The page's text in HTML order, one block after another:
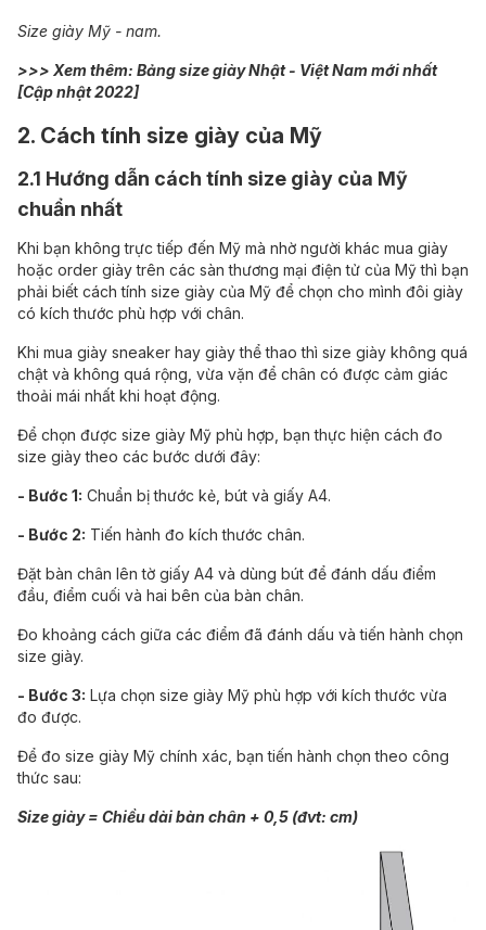
Size giày Mỹ - nam.
>>> Xem thêm: Bảng size giày Nhật - Việt Nam mới nhất
[Cập nhật 2022]
2. Cách tính size giày của Mỹ
2.1 Hướng dẫn cách tính size giày của Mỹ
chuẩn nhất
Khi bạn không trực tiếp đến Mỹ mà nhờ người khác mua giày
hoặc order giày trên các sàn thương mại điện tử của Mỹ thì bạn
phải biết cách tính size giày của Mỹ để chọn cho mình đôi giày
có kích thước phù hợp với chân.
Khi mua giày sneaker hay giày thể thao thì size giày không quá
chật và không quá rộng, vừa vặn để chân có được cảm giác
thoải mái nhất khi hoạt động.
Để chọn được size giày Mỹ phù hợp, bạn thực hiện cách đo
size giày theo các bước dưới đây:
- Bước 1: Chuẩn bị thước kẻ, bút và giấy A4.
- Bước 2: Tiến hành đo kích thước chân.
Đặt bàn chân lên tờ giấy A4 và dùng bút để đánh dấu điểm
đầu, điểm cuối và hai bên của bàn chân.
Đo khoảng cách giữa các điểm đã đánh dấu và tiến hành chọn
size giày.
- Bước 3: Lựa chọn size giày Mỹ phù hợp với kích thước vừa
đo được.
Để đo size giày Mỹ chính xác, bạn tiến hành chọn theo công
thức sau:
Size giày = Chiều dài bàn chân + 0,5 (đvt: cm)